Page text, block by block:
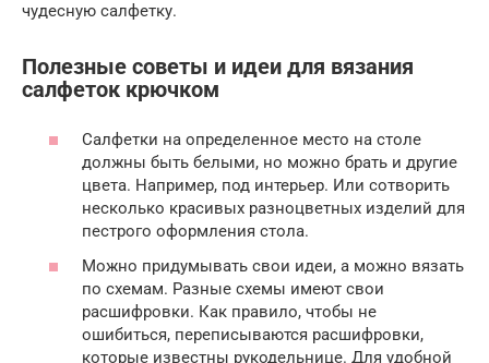
чудесную салфетку.
Полезные советы и идеи для вязания
салфеток крючком
Салфетки на определенное место на столе
должны быть белыми, но можно брать и другие
цвета. Например, под интерьер. Или сотворить
несколько красивых разноцветных изделий для
пестрого оформления стола.
Можно придумывать свои идеи, а можно вязать
по схемам. Разные схемы имеют свои
расшифровки. Как правило, чтобы не
ошибиться, переписываются расшифровки,
которые известны рукодельнице. Для удобной